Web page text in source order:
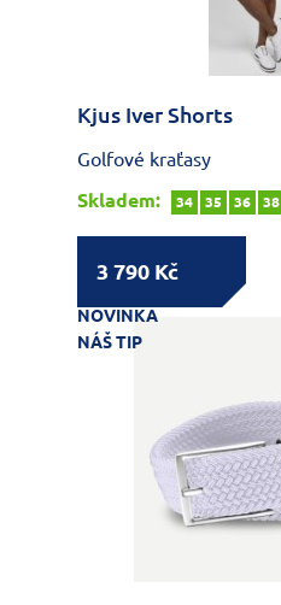
Kjus Iver Shorts
Golfové kraťasy
Skladem:
34 35 36 38
3 790 Kč
NOVINKA
NÁŠ TIP